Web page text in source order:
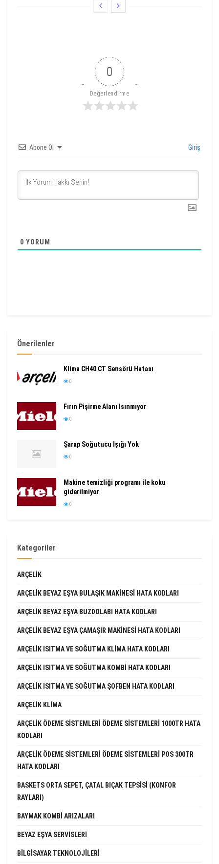
0
Değerlendirme
Abone Ol Giriş
0 YORUM
Önerilenler
Klima CH40 CT Sensörü Hatası
0
Fırın Pişirme Alanı Isınmıyor
0
Şarap Soğutucu Işığı Yok
0
Makine temizliği programı ile koku
giderilmiyor
0
Kategoriler
ARÇELIK
ARÇELIK BEYAZ EŞYA BULAŞIK MAKINESI HATA KODLARI
ARÇELIK BEYAZ EŞYA BUZDOLABI HATA KODLARI
ARÇELIK BEYAZ EŞYA ÇAMAŞIR MAKINESI HATA KODLARI
ARÇELIK ISITMA VE SOĞUTMA KLIMA HATA KODLARI
ARÇELIK ISITMA VE SOĞUTMA KOMBI HATA KODLARI
ARÇELIK ISITMA VE SOĞUTMA ŞOFBEN HATA KODLARI
ARÇELIK KLIMA
ARÇELIK ÖDEME SISTEMLERI ÖDEME SISTEMLERI 1000TR HATA
KODLARI
ARÇELIK ÖDEME SISTEMLERI ÖDEME SISTEMLERI POS 300TR
HATA KODLARI
BASKETS ORTA SEPET, ÇATAL BIÇAK TEPSISI (KONFOR
RAYLARI)
BAYMAK KOMBI ARIZALARI
BEYAZ EŞYA SERVISLERI
BILGISAYAR TEKNOLOJILERI